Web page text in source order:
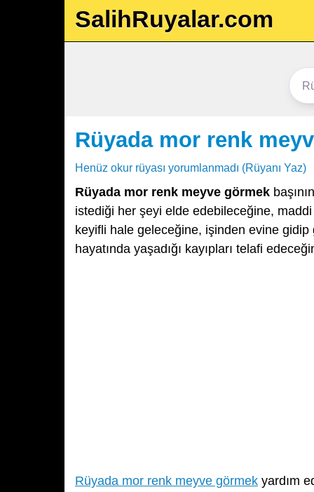
SalihRuyalar.com
Rüyada mor renk
Henüz okur rüyası yorumlanmadı (Rüyanı Yaz)
Rüyada mor renk meyve görmek
istediği her şeyi elde edebileceğine,
keyifli hale geleceğine, işinden evine
hayatında yaşadığı kayıpları telafi
Rüyada mor renk meyve görmek yardım